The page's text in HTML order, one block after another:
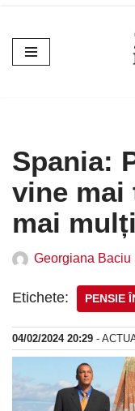
Sari
la
Spania:
vine mai
mai
Georgiana Baciu
Etichete: PENSIE
04/02/2024 20:29 -